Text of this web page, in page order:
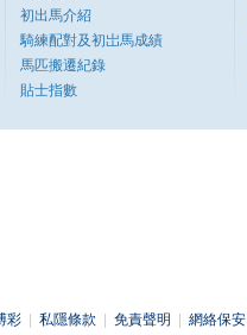
初出馬介紹
騎練配對及初岀馬成績
馬匹搬遷紀錄
貼士指數
彩 私隱條款 免責聲明 網絡保安